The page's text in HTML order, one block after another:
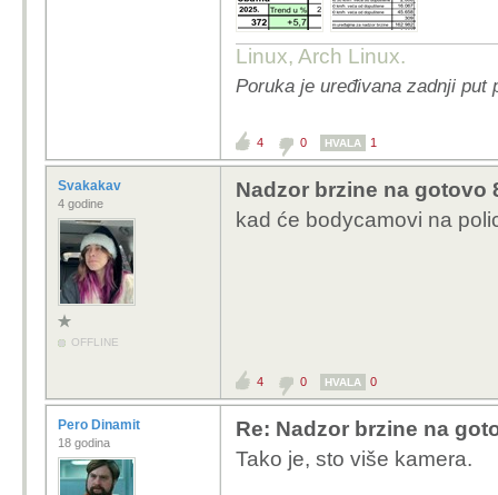
Linux, Arch Linux.
Poruka je uređivana zadnji put
4 0 HVALA 1
Svakakav
4 godine
OFFLINE
Nadzor brzine na gotovo
kad će bodycamovi na
4 0 HVALA 0
Pero Dinamit
18 godina
Re: Nadzor brzine na
Tako je, sto više kamera.